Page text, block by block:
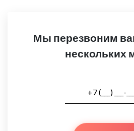
Мы перезвоним
нескольких